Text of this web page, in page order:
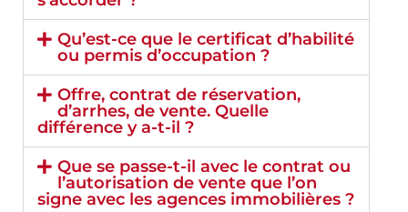
Qu’est-ce que le certificat d’habilité
ou permis d’occupation ?
Offre, contrat de réservation,
d’arrhes, de vente. Quelle
différence y a-t-il ?
Que se passe-t-il avec le contrat ou
l’autorisation de vente que l’on
signe avec les agences immobilières ?